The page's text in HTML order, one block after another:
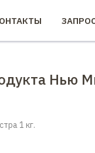
Нью
1 кг.